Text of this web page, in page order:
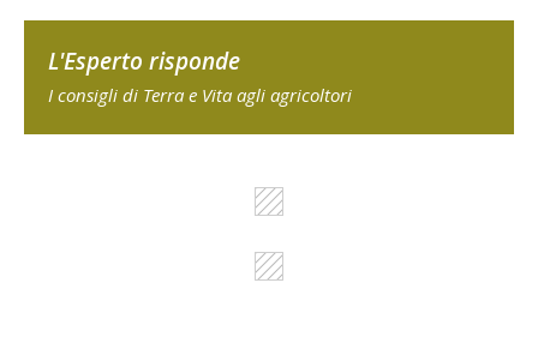
L'Esperto risponde
I consigli di Terra e Vita agli agricoltori